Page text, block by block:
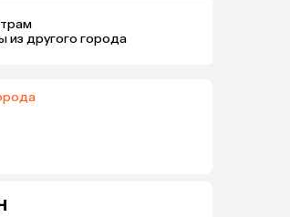
из другого города